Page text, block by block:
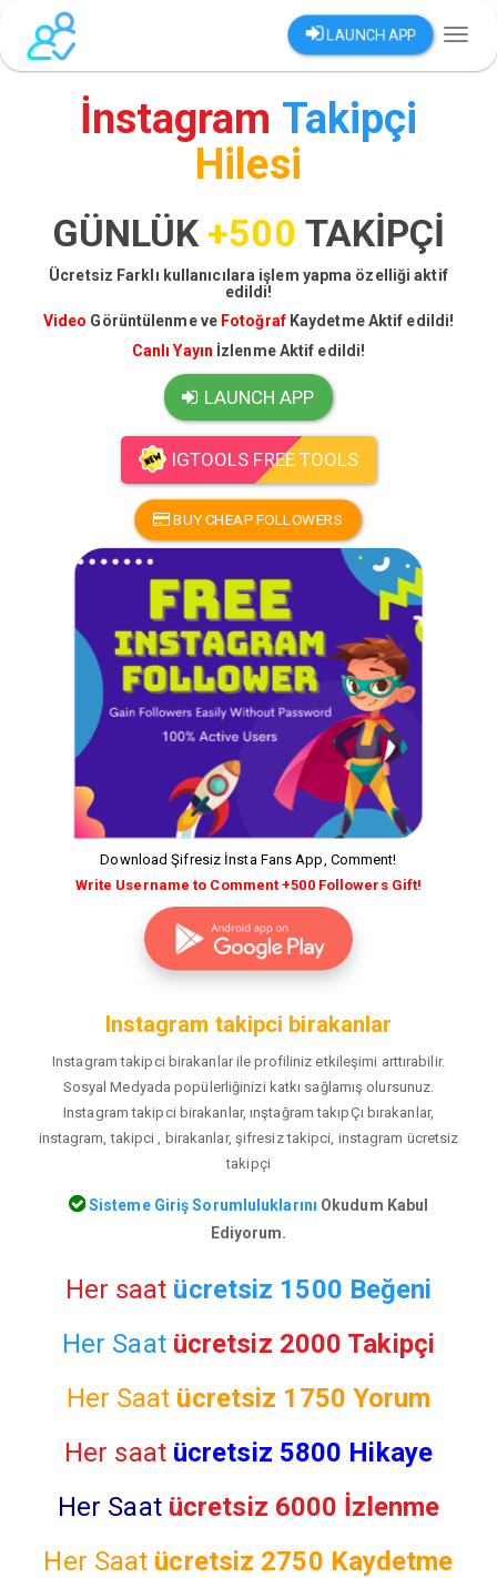
LAUNCH APP
İnstagram Takipçi
Hilesi
GÜNLÜK +500 TAKİPÇİ
Ücretsiz Farklı kullanıcılara işlem yapma özelliği aktif
edildi!
Video Görüntülenme ve Fotoğraf Kaydetme Aktif edildi!
Canlı Yayın İzlenme Aktif edildi!
LAUNCH APP
IGTOOLS FREE TOOLS
BUY CHEAP FOLLOWERS
Download Şifresiz İnsta Fans App, Comment!
Write Username to Comment +500 Followers Gift!
Instagram takipci birakanlar
Instagram takipci birakanlar ile profiliniz etkileşimi arttırabilir.
Sosyal Medyada popülerliğinizi katkı sağlamış olursunuz.
Instagram takipci birakanlar, ınştağram takıpÇı bırakanlar,
instagram, takipci , birakanlar, şifresiz takipci, instagram ücretsiz
takipçi
Sisteme Giriş Sorumluluklarını Okudum Kabul
Ediyorum.
Her saat ücretsiz 1500 Beğeni
Her Saat ücretsiz 2000 Takipçi
Her Saat ücretsiz 1750 Yorum
Her saat ücretsiz 5800 Hikaye
Her Saat ücretsiz 6000 İzlenme
Her Saat ücretsiz 2750 Kaydetme